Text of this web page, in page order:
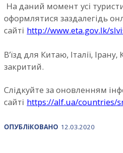
На даний момент усі
оформлятися заздалегідь
сайті http://www.eta.gov.lk/
В’їзд для Китаю, Італії, Ірану,
закритий.
Слідкуйте за оновленням
сайті https://alf.ua/countries/
ОПУБЛіКОВАНО 12.03.2020